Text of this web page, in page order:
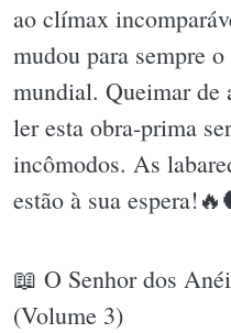
ao clímax
mudou para sempre
mundial. Queimar de
ler esta obra-prima
incômodos. As
estão à sua
📖 O Senhor dos
(Volume 3)